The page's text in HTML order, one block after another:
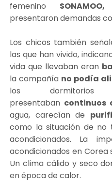
femenino SONAMOO,
presentaron demandas
Los chicos también
las que han vivido,
vida que llevaban eran
la compañía no podía
los dormitorios
presentaban continuos
agua, carecían de
como la situación de no
acondicionados. La
acondicionados en Corea
Un clima cálido y seco
en época de calor.